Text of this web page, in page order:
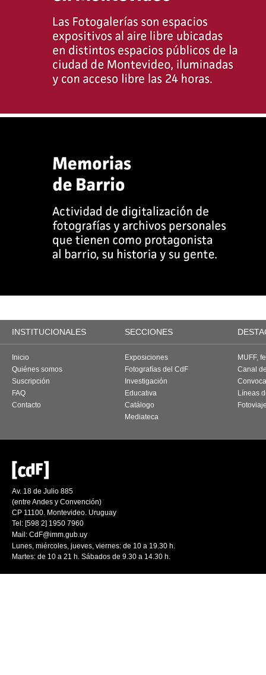
INSTITUCIONALES SECCIONES
Inicio
Quiénes somos
Suscripción
FAQ
Contacto
Exposiciones
Fotografías del CdF
Investigación
Educativa
Catálogo
Mediateca
MUFF,
Canal
Líneas
Av. 18 de Julio 885
(entre Andes y Convención)
CP 11100. Montevideo. Uruguay
Tel: [598 2] 1950 7960
Mail: CdF@imm.gub.uy
Lunes, miércoles, jueves, viernes: de 10 a 19.30 h.
Martes: de 10 a 21 h. Sábados de 9.30 a 14.30 h.